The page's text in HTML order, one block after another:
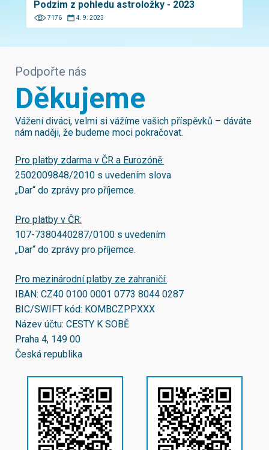
Podzim z pohledu astroložky - 2023
7176 4. 9. 2023
Podpořte nás
Děkujeme
Vážení diváci, velmi si vážíme vašich příspěvků – dáváte
nám naději, že budeme moci pokračovat.
Pro platby zdarma v ČR a Eurozóně:
2502009848/2010 s uvedením slova
„Dar“ do zprávy pro příjemce.
Pro platby v ČR:
107-7380440287/0100 s uvedením
„Dar“ do zprávy pro příjemce.
Pro mezinárodní platby ze zahraničí:
IBAN: CZ40 0100 0001 0773 8044 0287
BIC/SWIFT kód: KOMBCZPPXXX
Název účtu: CESTY K SOBĚ
Praha 4, 149 00
Česká republika